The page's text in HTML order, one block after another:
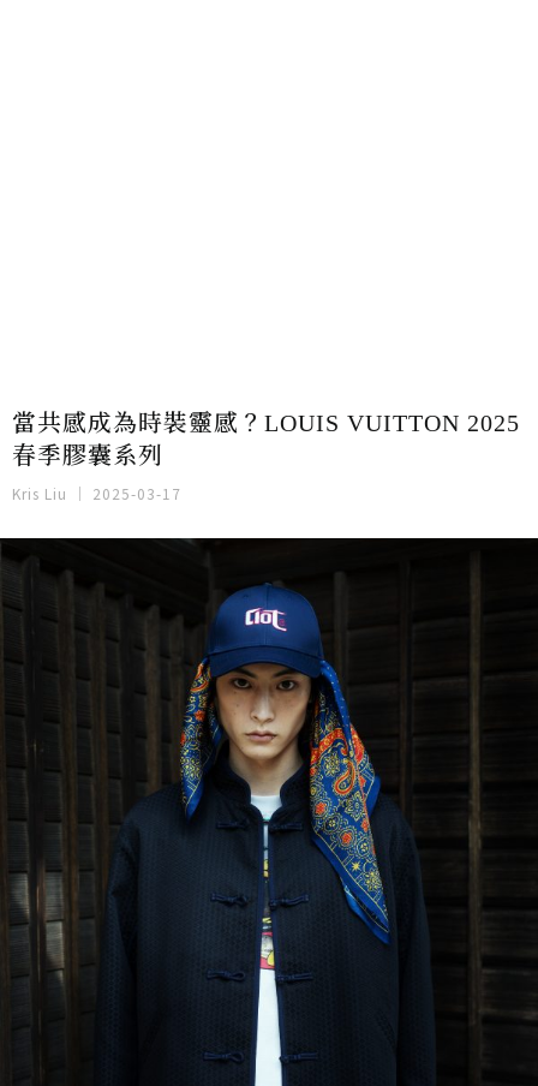
當共感成為時裝靈感？LOUIS VUITTON 2025
春季膠囊系列
Kris Liu 2025-03-17